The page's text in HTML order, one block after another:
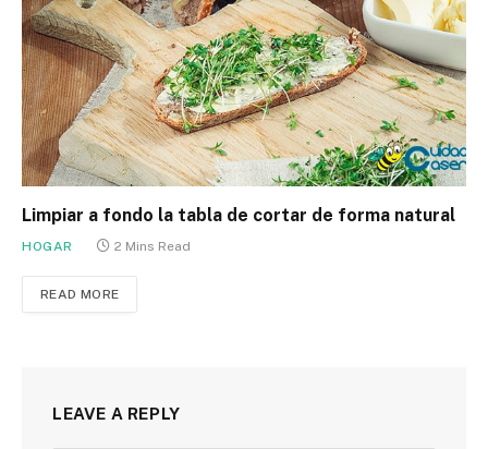
Limpiar a fondo la tabla de cortar de forma natural
HOGAR 2 Mins Read
READ MORE
LEAVE A REPLY